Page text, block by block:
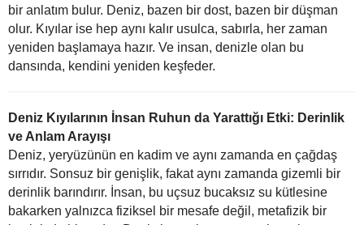
bir anlatım bulur. Deniz, bazen bir dost, bazen bir düşman
olur. Kıyılar ise hep aynı kalır usulca, sabırla, her zaman
yeniden başlamaya hazır. Ve insan, denizle olan bu
dansında, kendini yeniden keşfeder.
Deniz Kıyılarının İnsan Ruhun da Yarattığı Etki: Derinlik
ve Anlam Arayışı
Deniz, yeryüzünün en kadim ve aynı zamanda en çağdaş
sırrıdır. Sonsuz bir genişlik, fakat aynı zamanda gizemli bir
derinlik barındırır. İnsan, bu uçsuz bucaksız su kütlesine
bakarken yalnızca fiziksel bir mesafe değil, metafizik bir